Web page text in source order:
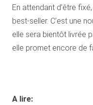
En attendant d’être
best-seller. C’est une
elle sera bientôt livrée
elle promet encore de
A lire: